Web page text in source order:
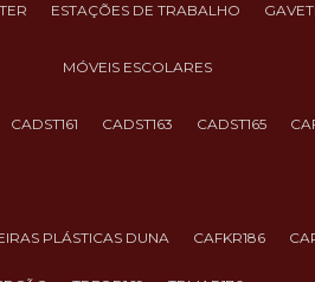
ESTAÇÕES DE TRABALHO
MÓVEIS ESCOLARES
CADST161 CADST163 CADST165
PLÁSTICAS DUNA CAFKR186